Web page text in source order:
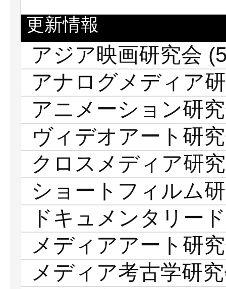
更新情報
アジア映画研究会
アナログメディア
アニメーション研
ヴィデオアート研
クロスメディア研
ショートフィルム
ドキュメンタリー
メディアアート研
メディア考古学研